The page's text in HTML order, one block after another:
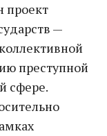
проект
—
преступной
сфере.